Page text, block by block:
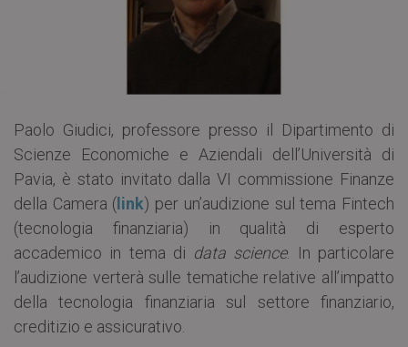
Paolo Giudici, professore presso il Dipartimento di
Scienze Economiche e Aziendali dell’Università di
Pavia, è stato invitato dalla VI commissione Finanze
della Camera (link) per un’audizione sul tema Fintech
(tecnologia finanziaria) in qualità di esperto
accademico in tema di data science. In particolare
l’audizione verterà sulle tematiche relative all’impatto
della tecnologia finanziaria sul settore finanziario,
creditizio e assicurativo.